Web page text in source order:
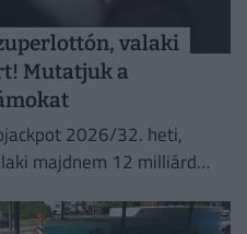
valaki
Mutatjuk a
2026/32. heti,
majdnem 12 milliárd